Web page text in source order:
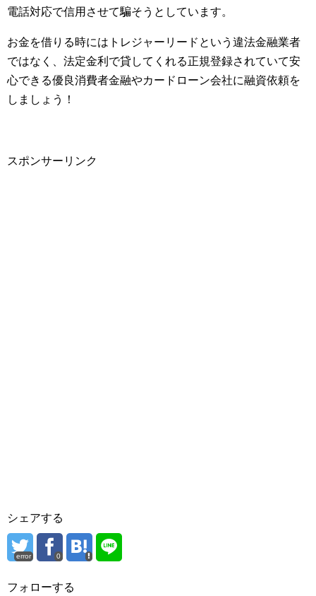
電話対応で信用させて騙そうとしています。
お金を借りる時にはトレジャーリードという違法金融業者
ではなく、法定金利で貸してくれる正規登録されていて安
心できる優良消費者金融やカードローン会社に融資依頼を
しましょう！
スポンサーリンク
シェアする
error 0
フォローする